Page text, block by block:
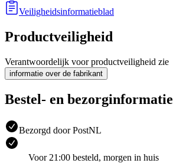
Veiligheidsinformatieblad
Productveiligheid
Verantwoordelijk voor productveiligheid zie
informatie over de fabrikant
Bestel- en bezorginformatie
Bezorgd door PostNL
Voor 21:00 besteld, morgen in huis